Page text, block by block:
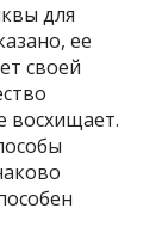
для
ее
своей
восхищает.